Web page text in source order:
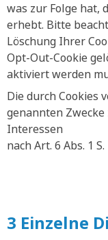
was zur Folge hat,
erhebt. Bitte
Löschung Ihrer
Opt-Out-Cookie
aktiviert werden
Die durch Cookies
genannten
Interessen
nach Art. 6 Abs. 1
3 Einzelne